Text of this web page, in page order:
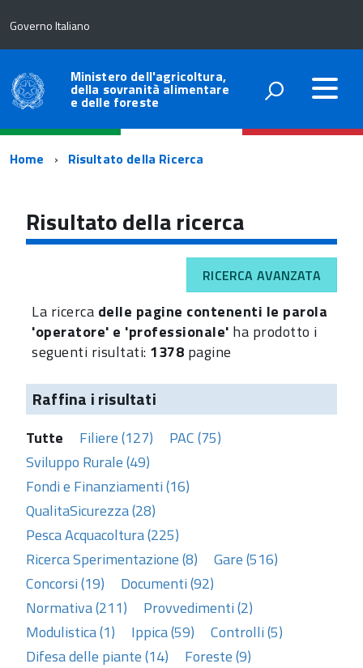
Governo Italiano
Ministero dell'agricoltura,
della sovranità alimentare
e delle foreste
Percorso
navigazione
Home Risultato della Ricerca
Risultato della ricerca
RICERCA AVANZATA
La ricerca delle pagine contenenti le parola
'operatore' e 'professionale' ha prodotto i
seguenti risultati: 1378 pagine
Raffina i risultati
Tutte Filiere (127)
PAC (75)
Sviluppo Rurale (49)
Fondi e Finanziamenti (16)
QualitaSicurezza (28)
Pesca Acquacoltura (225)
Ricerca Sperimentazione (8)
Gare (516)
Concorsi (19)
Documenti (92)
Normativa (211)
Provvedimenti (2)
Modulistica (1)
Ippica (59)
Controlli (5)
Difesa delle piante (14)
Foreste (9)